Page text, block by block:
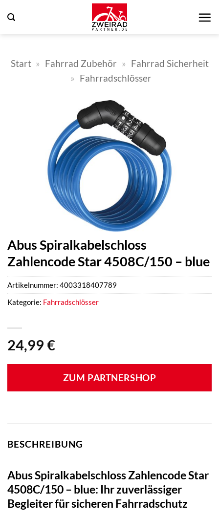
Inhalt
Start » Fahrrad Zubehör » Fahrrad Sicherheit
» Fahrradschlösser
Abus Spiralkabelschloss
Zahlencode Star 4508C/150 – blue
24,99 €
ZUM PARTNERSHOP
Artikelnummer: 4003318407789
Kategorie: Fahrradschlösser
BESCHREIBUNG
Abus Spiralkabelschloss Zahlencode Star
4508C/150 – blue: Ihr zuverlässiger
Begleiter für sicheren Fahrradschutz